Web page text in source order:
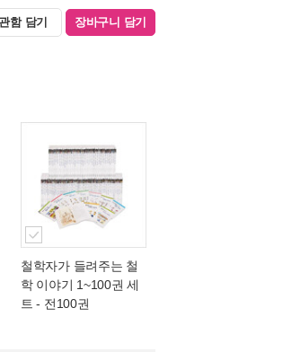
함 담기 장바구니 담기
철학자가 들려주는 철
학 이야기 1~100권 세
트 - 전100권